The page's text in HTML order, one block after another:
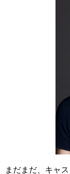
まだまだ、キャ